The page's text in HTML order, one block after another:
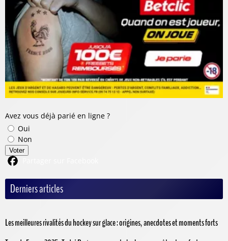
Avez vous déjà parié en ligne ?
Oui
Non
Voter
Derniers articles
Les meilleures rivalités du hockey sur glace : origines, anecdotes et moments forts